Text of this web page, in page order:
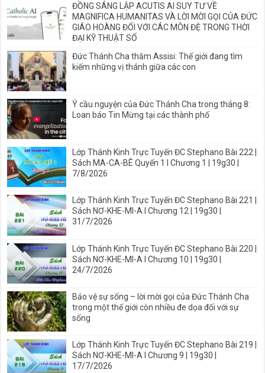
ĐỒNG SÁNG LẬP ACUTIS AI SUY TƯ VỀ
MAGNIFICA HUMANITAS VÀ LỜI MỜI GỌI CỦA ĐỨC
GIÁO HOÀNG ĐỐI VỚI CÁC MÔN ĐỆ TRONG THỜI
ĐẠI KỸ THUẬT SỐ
Đức Thánh Cha thăm Assisi: Thế giới đang tìm
kiếm những vị thánh giữa các con
Ý cầu nguyện của Đức Thánh Cha trong tháng 8:
Loan báo Tin Mừng tại các thành phố
Lớp Thánh Kinh Trực Tuyến ĐC Stephano Bài 222 |
Sách MA-CA-BÊ Quyển 1 I Chương 1 | 19g30 |
7/8/2026
Lớp Thánh Kinh Trực Tuyến ĐC Stephano Bài 221 |
Sách NƠ-KHE-MI-A I Chương 12 | 19g30 |
31/7/2026
Lớp Thánh Kinh Trực Tuyến ĐC Stephano Bài 220 |
Sách NƠ-KHE-MI-A I Chương 10 | 19g30 |
24/7/2026
Bảo vệ sự sống – lời mời gọi của Đức Thánh Cha
trong một thế giới còn nhiều đe dọa đối với sự
sống
Lớp Thánh Kinh Trực Tuyến ĐC Stephano Bài 219 |
Sách NƠ-KHE-MI-A I Chương 9 | 19g30 |
17/7/2026